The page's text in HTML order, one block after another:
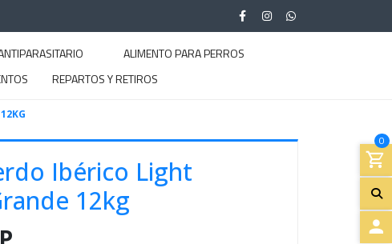
ALIMENTO PARA PERROS
REPARTOS Y RETIROS
0
Ibérico Light
12kg